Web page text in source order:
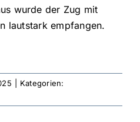
wurde der Zug mit
lautstark empfangen.
Kategorien: